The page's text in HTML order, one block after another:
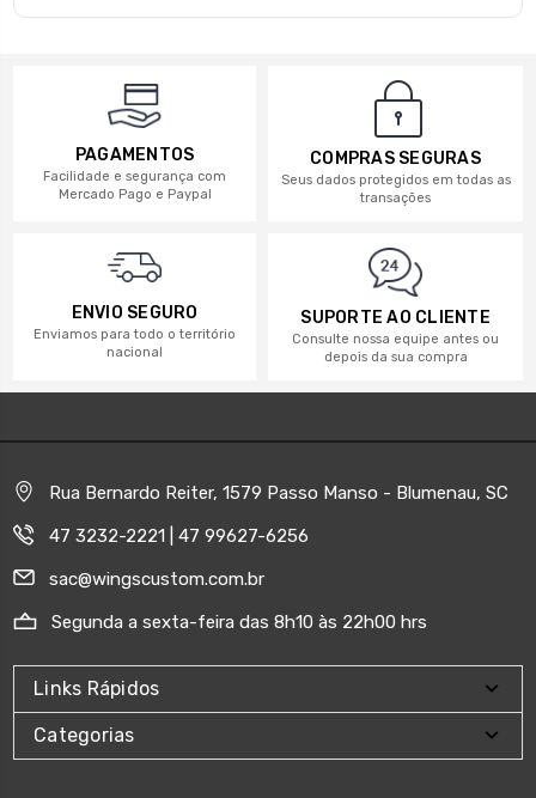
PAGAMENTOS
Facilidade e segurança com
Mercado Pago e Paypal
COMPRAS SEGURAS
Seus dados protegidos em todas as
transações
ENVIO SEGURO
Enviamos para todo o território
nacional
SUPORTE AO CLIENTE
Consulte nossa equipe antes ou
depois da sua compra
Rua Bernardo Reiter, 1579 Passo Manso - Blumenau, SC
47 3232-2221 | 47 99627-6256
sac@wingscustom.com.br
Segunda a sexta-feira das 8h10 às 22h00 hrs
Links Rápidos
Categorias